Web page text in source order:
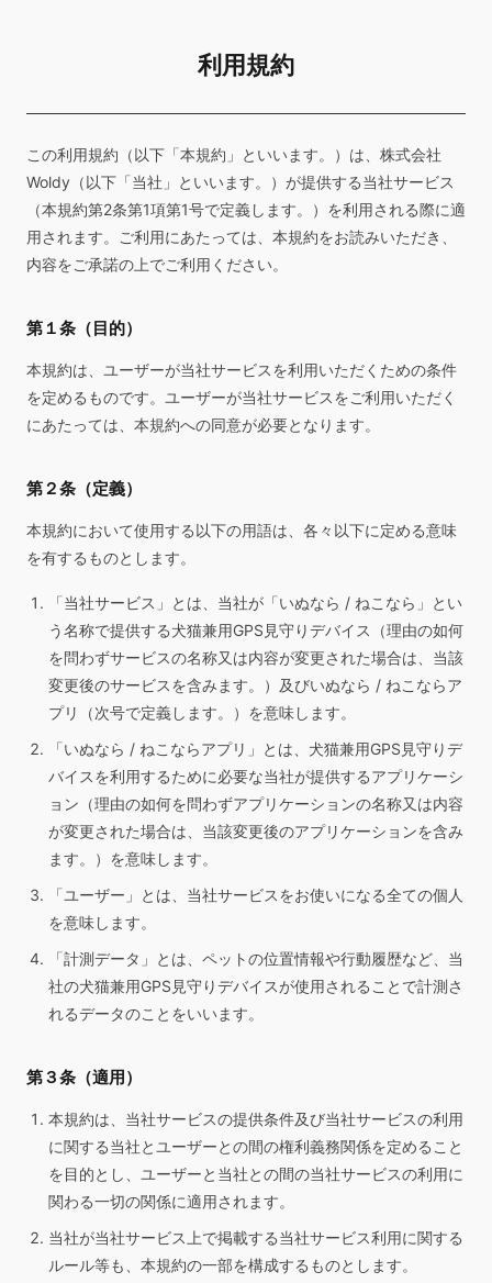
利用規約
この利用規約（以下「本規約」といいます。）は、株式会社
Woldy（以下「当社」といいます。）が提供する当社サービス
（本規約第2条第1項第1号で定義します。）を利用される際に適
用されます。ご利用にあたっては、本規約をお読みいただき、
内容をご承諾の上でご利用ください。
第１条（目的）
本規約は、ユーザーが当社サービスを利用いただくための条件
を定めるものです。ユーザーが当社サービスをご利用いただく
にあたっては、本規約への同意が必要となります。
第２条（定義）
本規約において使用する以下の用語は、各々以下に定める意味
を有するものとします。
「当社サービス」とは、当社が「いぬなら / ねこなら」とい
う名称で提供する犬猫兼用GPS見守りデバイス（理由の如何
を問わずサービスの名称又は内容が変更された場合は、当該
変更後のサービスを含みます。）及びいぬなら / ねこならア
プリ（次号で定義します。）を意味します。
「いぬなら / ねこならアプリ」とは、犬猫兼用GPS見守りデ
バイスを利用するために必要な当社が提供するアプリケーシ
ョン（理由の如何を問わずアプリケーションの名称又は内容
が変更された場合は、当該変更後のアプリケーションを含み
ます。）を意味します。
「ユーザー」とは、当社サービスをお使いになる全ての個人
を意味します。
「計測データ」とは、ペットの位置情報や行動履歴など、当
社の犬猫兼用GPS見守りデバイスが使用されることで計測さ
れるデータのことをいいます。
第３条（適用）
本規約は、当社サービスの提供条件及び当社サービスの利用
に関する当社とユーザーとの間の権利義務関係を定めること
を目的とし、ユーザーと当社との間の当社サービスの利用に
関わる一切の関係に適用されます。
当社が当社サービス上で掲載する当社サービス利用に関する
ルール等も、本規約の一部を構成するものとします。